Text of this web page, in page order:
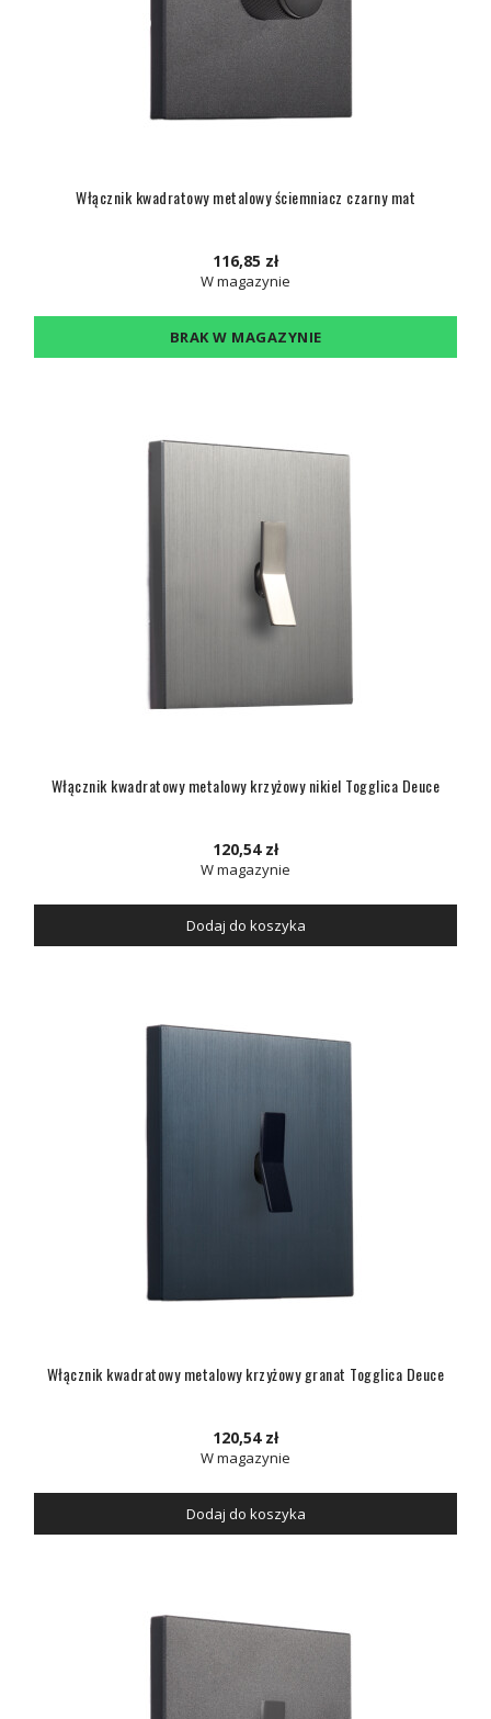
Włącznik kwadratowy metalowy ściemniacz czarny mat
116,85 zł
W magazynie
BRAK W MAGAZYNIE
Włącznik kwadratowy metalowy krzyżowy nikiel Togglica Deuce
120,54 zł
W magazynie
Dodaj do koszyka
Włącznik kwadratowy metalowy krzyżowy granat Togglica Deuce
120,54 zł
W magazynie
Dodaj do koszyka